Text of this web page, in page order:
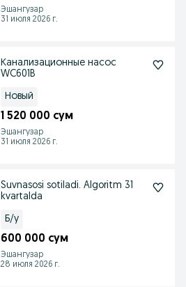
Эшангузар
31 июля 2026 г.
Канализационные насос
WC601B
Новый
1 520 000 сум
Эшангузар
31 июля 2026 г.
Suvnasosi sotiladi. Algoritm 31
kvartalda
Б/у
600 000 сум
Эшангузар
28 июля 2026 г.